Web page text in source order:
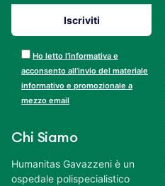
Ho letto l’informativa e
acconsento all’invio del materiale
informativo e promozionale a
mezzo email
Chi Siamo
Humanitas Gavazzeni è un
ospedale polispecialistico